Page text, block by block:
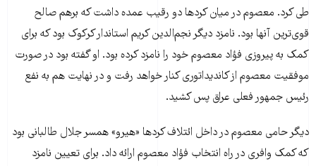
طی کرد. معصوم در میان کردها دو رقیب عمده داشت که برهم صالح
قوی‌ترین آنها بود. نامزد دیگر نجم‌الدین کریم استاندار کرکوک بود که برای
کمک به پیروزی فؤاد معصوم خود را نامزد کرده بود. او گفته بود در صورت
موفقیت معصوم از کاندیداتوری کنار خواهد رفت و در نهایت هم به نفع
رئیس جمهور فعلی عراق پس کشید.
دیگر حامی معصوم در داخل ائتلاف کردها «هیرو» همسر جلال طالبانی بود
که کمک وافری در راه انتخاب فؤاد معصوم ارائه داد. برای تعیین نامزد